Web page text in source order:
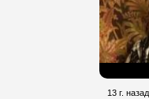
13 г. назад